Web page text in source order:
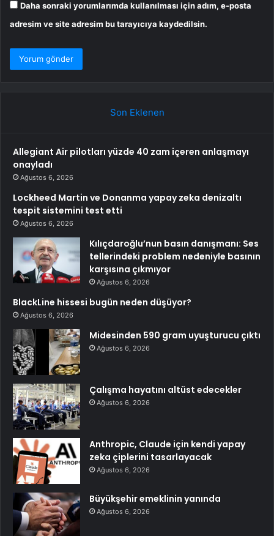
Daha sonraki yorumlarımda kullanılması için adım, e-posta
adresim ve site adresim bu tarayıcıya kaydedilsin.
Son Eklenen
Allegiant Air pilotları yüzde 40 zam içeren anlaşmayı
onayladı
Ağustos 6, 2026
Lockheed Martin ve Donanma yapay zeka denizaltı
tespit sistemini test etti
Ağustos 6, 2026
Kılıçdaroğlu’nun basın danışmanı: Ses
tellerindeki problem nedeniyle basının
karşısına çıkmıyor
Ağustos 6, 2026
BlackLine hissesi bugün neden düşüyor?
Ağustos 6, 2026
Midesinden 590 gram uyuşturucu çıktı
Ağustos 6, 2026
Çalışma hayatını altüst edecekler
Ağustos 6, 2026
Anthropic, Claude için kendi yapay
zeka çiplerini tasarlayacak
Ağustos 6, 2026
Büyükşehir emeklinin yanında
Ağustos 6, 2026